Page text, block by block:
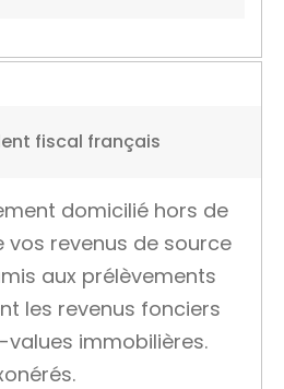
fiscal français
domicilié hors de
vos revenus de source
aux prélèvements
les revenus fonciers
immobilières.